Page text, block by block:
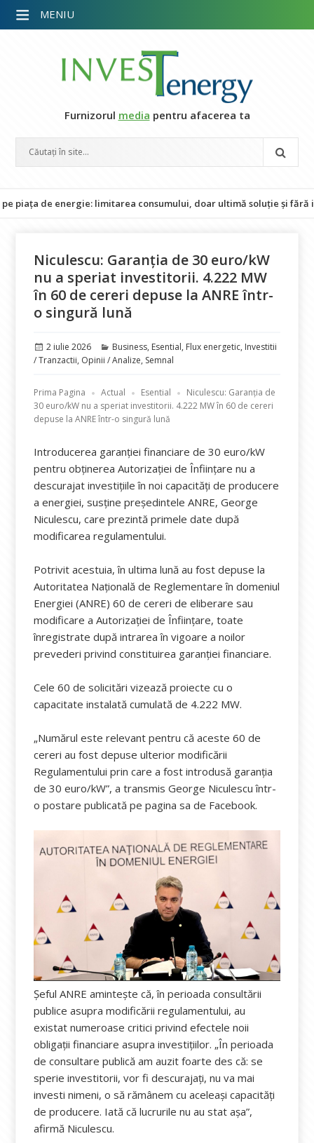
Furnizorul media pentru afacerea ta
energie: limitarea consumului, doar ultimă soluție și fără impact
Niculescu: Garanția de 30 euro/kW
nu a speriat investitorii. 4.222 MW
în 60 de cereri depuse la ANRE într-
o singură lună
Publicat
pe
2 iulie 2026 Categorii
Business, Esential, Flux energetic, Investitii
/ Tranzactii, Opinii / Analize, Semnal
Prima Pagina Actual Esential
Niculescu: Garanția de
30 euro/kW nu a speriat investitorii. 4.222 MW în 60 de cereri
depuse la ANRE într-o singură lună
Introducerea garanției financiare de 30 euro/kW
pentru obținerea Autorizației de Înființare nu a
descurajat investițiile în noi capacități de producere
a energiei, susține președintele ANRE, George
Niculescu, care prezintă primele date după
modificarea regulamentului.
Potrivit acestuia, în ultima lună au fost depuse la
Autoritatea Națională de Reglementare în domeniul
Energiei (ANRE) 60 de cereri de eliberare sau
modificare a Autorizației de Înființare, toate
înregistrate după intrarea în vigoare a noilor
prevederi privind constituirea garanției financiare.
Cele 60 de solicitări vizează proiecte cu o
capacitate instalată cumulată de 4.222 MW.
„Numărul este relevant pentru că aceste 60 de
cereri au fost depuse ulterior modificării
Regulamentului prin care a fost introdusă garanția
de 30 euro/kW”, a transmis George Niculescu într-
o postare publicată pe pagina sa de Facebook.
Șeful ANRE amintește că, în perioada consultării
publice asupra modificării regulamentului, au
existat numeroase critici privind efectele noii
obligații financiare asupra investițiilor. „În perioada
de consultare publică am auzit foarte des că: se
sperie investitorii, vor fi descurajați, nu va mai
investi nimeni, o să rămânem cu aceleași capacități
de producere. Iată că lucrurile nu au stat așa”,
afirmă Niculescu.
MENIU